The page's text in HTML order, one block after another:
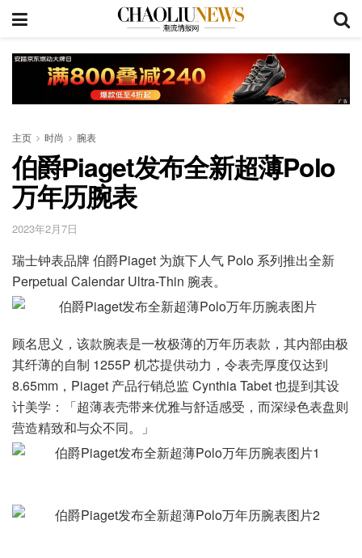
主页 时尚 腕表
伯爵Piaget发布全新超薄Polo
万年历腕表
2023年2月7日
瑞士钟表品牌 伯爵Piaget 为旗下人气 Polo 系列推出全新
Perpetual Calendar Ultra-Thin 腕表。
顾名思义，该款腕表是一枚极薄的万年历表款，其内部由极
其纤薄的自制 1255P 机芯提供动力，令表壳厚度仅达到
8.65mm，Piaget 产品行销总监 Cynthia Tabet 也提到其设
计美学：「超薄表壳带来优雅与舒适感受，而深绿色表盘则
营造精致和与众不同。」